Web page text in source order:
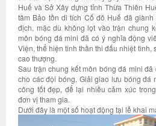
Huế và Sở Xây dựng tỉnh Thừa Thiên
tâm Bảo tồn di tích Cố đô Huế đã
địch, mặc dù không lọt vào trận chung
môn bóng đá mini đã có ý nghĩa động
Viện, thể hiện tinh thần thi đấu nhiệt tình,
cao thượng.
Sau trận chung kết môn bóng đá mini
cho các đội bóng. Giải giao lưu bóng đá
công tốt đẹp, để lại nhiều cảm xúc
đơn vị tham gia.
Dưới đây là một số hoạt động tại lễ khai